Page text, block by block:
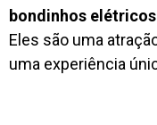
bondinhos elétricos
Eles são uma
uma experiência